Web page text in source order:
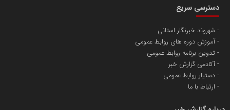
پایگاه اطلاع رسانی اعتلای نهادهای مردمی
تامین آهن اسفنجی تولیدکنندگان فولاد در کشور
مسعودصادقی
دسترسی سریع
شهروند خبرنگار استانی
آموزش دوره های روابط عمومی
تدوین برنامه روابط عمومی
آکادمی گزارش خبر
دستیار روابط عمومی
ارتباط با ما